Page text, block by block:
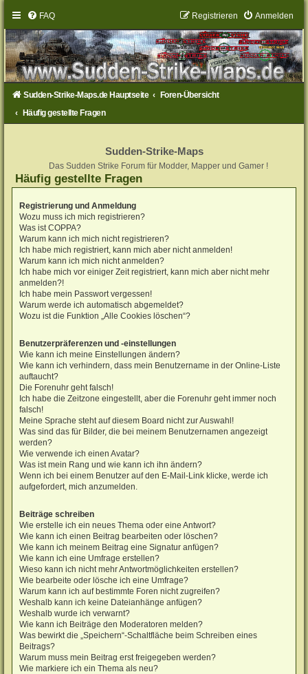
FAQ Anmelden
Registrieren
Sudden-Strike-Maps.de Hauptseite
Foren-Übersicht
Häufig gestellte Fragen
Sudden-Strike-Maps
Das Sudden Strike Forum für Modder, Mapper und Gamer !
Häufig gestellte Fragen
Registrierung und Anmeldung
Wozu muss ich mich registrieren?
Was ist COPPA?
Warum kann ich mich nicht registrieren?
Ich habe mich registriert, kann mich aber nicht anmelden!
Warum kann ich mich nicht anmelden?
Ich habe mich vor einiger Zeit registriert, kann mich aber nicht mehr
anmelden?!
Ich habe mein Passwort vergessen!
Warum werde ich automatisch abgemeldet?
Wozu ist die Funktion „Alle Cookies löschen“?
Benutzerpräferenzen und -einstellungen
Wie kann ich meine Einstellungen ändern?
Wie kann ich verhindern, dass mein Benutzername in der Online-Liste
auftaucht?
Die Forenuhr geht falsch!
Ich habe die Zeitzone eingestellt, aber die Forenuhr geht immer noch
falsch!
Meine Sprache steht auf diesem Board nicht zur Auswahl!
Was sind das für Bilder, die bei meinem Benutzernamen angezeigt
werden?
Wie verwende ich einen Avatar?
Was ist mein Rang und wie kann ich ihn ändern?
Wenn ich bei einem Benutzer auf den E-Mail-Link klicke, werde ich
aufgefordert, mich anzumelden.
Beiträge schreiben
Wie erstelle ich ein neues Thema oder eine Antwort?
Wie kann ich einen Beitrag bearbeiten oder löschen?
Wie kann ich meinem Beitrag eine Signatur anfügen?
Wie kann ich eine Umfrage erstellen?
Wieso kann ich nicht mehr Antwortmöglichkeiten erstellen?
Wie bearbeite oder lösche ich eine Umfrage?
Warum kann ich auf bestimmte Foren nicht zugreifen?
Weshalb kann ich keine Dateianhänge anfügen?
Weshalb wurde ich verwarnt?
Wie kann ich Beiträge den Moderatoren melden?
Was bewirkt die „Speichern“-Schaltfläche beim Schreiben eines
Beitrags?
Warum muss mein Beitrag erst freigegeben werden?
Wie markiere ich ein Thema als neu?